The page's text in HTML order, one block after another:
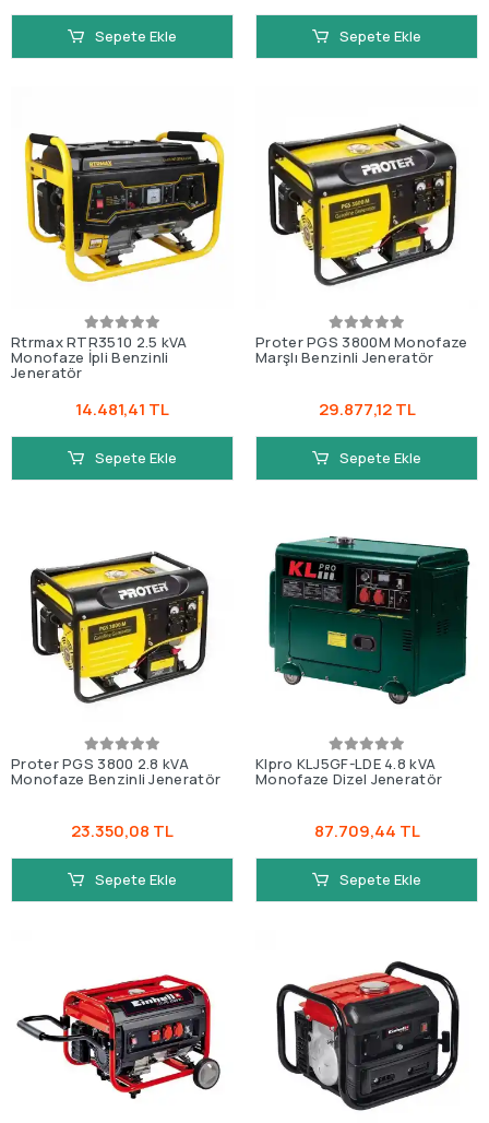
Sepete Ekle Sepete Ekle
Rtrmax RTR3510 2.5 kVA
Monofaze İpli Benzinli
Jeneratör
14.481,41 TL
Sepete Ekle
Proter PGS 3800M Monofaze
Marşlı Benzinli Jeneratör
29.877,12 TL
Sepete Ekle
Proter PGS 3800 2.8 kVA
Monofaze Benzinli Jeneratör
23.350,08 TL
Sepete Ekle
Klpro KLJ5GF-LDE 4.8 kVA
Monofaze Dizel Jeneratör
87.709,44 TL
Sepete Ekle